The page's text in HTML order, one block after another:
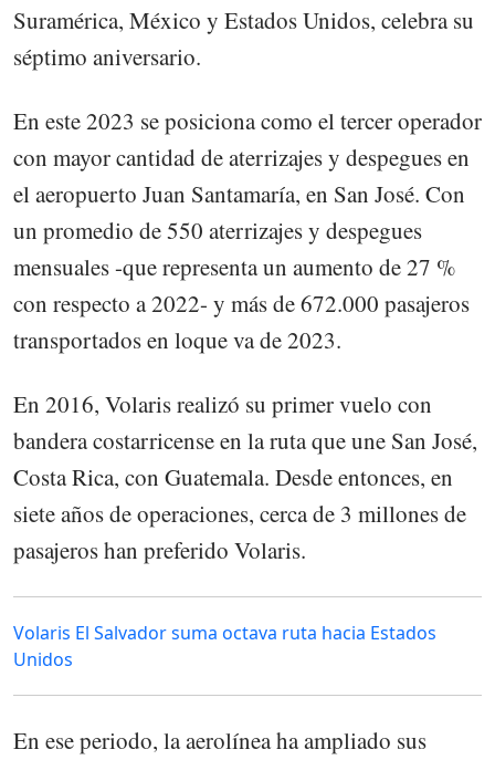
Suramérica, México y Estados Unidos, celebra su
séptimo aniversario.
En este 2023 se posiciona como el tercer operador
con mayor cantidad de aterrizajes y despegues en
el aeropuerto Juan Santamaría, en San José. Con
un promedio de 550 aterrizajes y despegues
mensuales -que representa un aumento de 27 %
con respecto a 2022- y más de 672.000 pasajeros
transportados en loque va de 2023.
En 2016, Volaris realizó su primer vuelo con
bandera costarricense en la ruta que une San José,
Costa Rica, con Guatemala. Desde entonces, en
siete años de operaciones, cerca de 3 millones de
pasajeros han preferido Volaris.
Volaris El Salvador suma octava ruta hacia Estados
Unidos
En ese periodo, la aerolínea ha ampliado sus